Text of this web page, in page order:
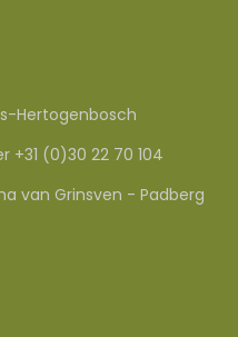
Hertogenbosch
(0)30 22 70 104
van Grinsven - Padberg